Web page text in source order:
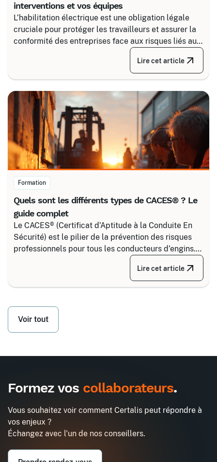
interventions et vos équipes
L’habilitation électrique est une obligation légale
cruciale pour protéger les travailleurs et assurer la
conformité des entreprises face aux risques liés au
courant. Certalis vous accompagne avec des
formations sur-mesure, initiales ou de recyclage,
pour maîtriser tous les niveaux de sécurité, du
tension.
Lire cet article
Formation
Quels sont les différents types de CACES® ? Le
guide complet
Le CACES® (Certificat d’Aptitude à la Conduite En
Sécurité) est le pilier de la prévention des risques
professionnels pour tous les conducteurs d’engins.
Depuis la réforme de 2020, il s’articule autour de 8
grandes familles d’équipements, divisées selon
Lire cet article
Voir tout
Formez vos collaborateurs.
Vous souhaitez voir comment Certalis peut répondre à
vos enjeux ?
Échangez avec l'un de nos conseillers.